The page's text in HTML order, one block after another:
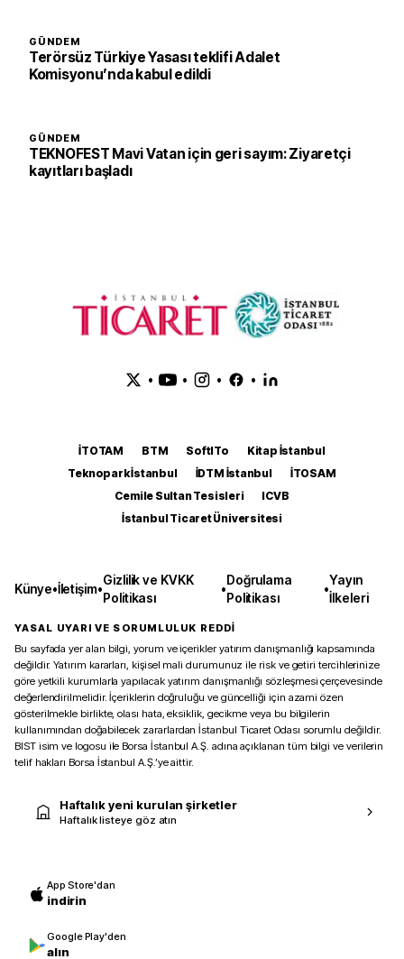
GÜNDEM
Terörsüz Türkiye Yasası teklifi Adalet
Komisyonu’nda kabul edildi
GÜNDEM
TEKNOFEST Mavi Vatan için geri sayım: Ziyaretçi
kayıtları başladı
• • • •
İTOTAM BTM SoftITo
Kitap İstanbul
Teknopark İstanbul
İDTM İstanbul
İTOSAM
Cemile Sultan Tesisleri
ICVB
İstanbul Ticaret Üniversitesi
Künye•İletişim•
Gizlilik ve KVKK
Politikası
•
Doğrulama
Politikası
•
Yayın
İlkeleri
YASAL UYARI VE SORUMLULUK REDDİ
Bu sayfada yer alan bilgi, yorum ve içerikler yatırım danışmanlığı kapsamında
değildir. Yatırım kararları, kişisel mali durumunuz ile risk ve getiri tercihlerinize
göre yetkili kurumlarla yapılacak yatırım danışmanlığı sözleşmesi çerçevesinde
değerlendirilmelidir. İçeriklerin doğruluğu ve güncelliği için azami özen
gösterilmekle birlikte, olası hata, eksiklik, gecikme veya bu bilgilerin
kullanımından doğabilecek zararlardan İstanbul Ticaret Odası sorumlu değildir.
BIST isim ve logosu ile Borsa İstanbul A.Ş. adına açıklanan tüm bilgi ve verilerin
telif hakları Borsa İstanbul A.Ş.’ye aittir.
Haftalık yeni kurulan şirketler
Haftalık listeye göz atın
App Store'dan
indirin
Google Play'den
alın